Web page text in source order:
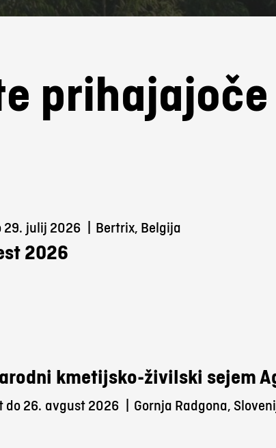
29. julij 2026 Bertrix, Belgija
2026
kmetijsko-živilski sejem
do 26. avgust 2026 Gornja Radgona,